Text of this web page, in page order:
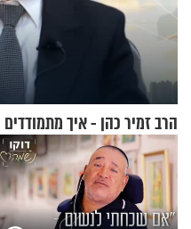
הרב זמיר כהן - איך מתמודדים